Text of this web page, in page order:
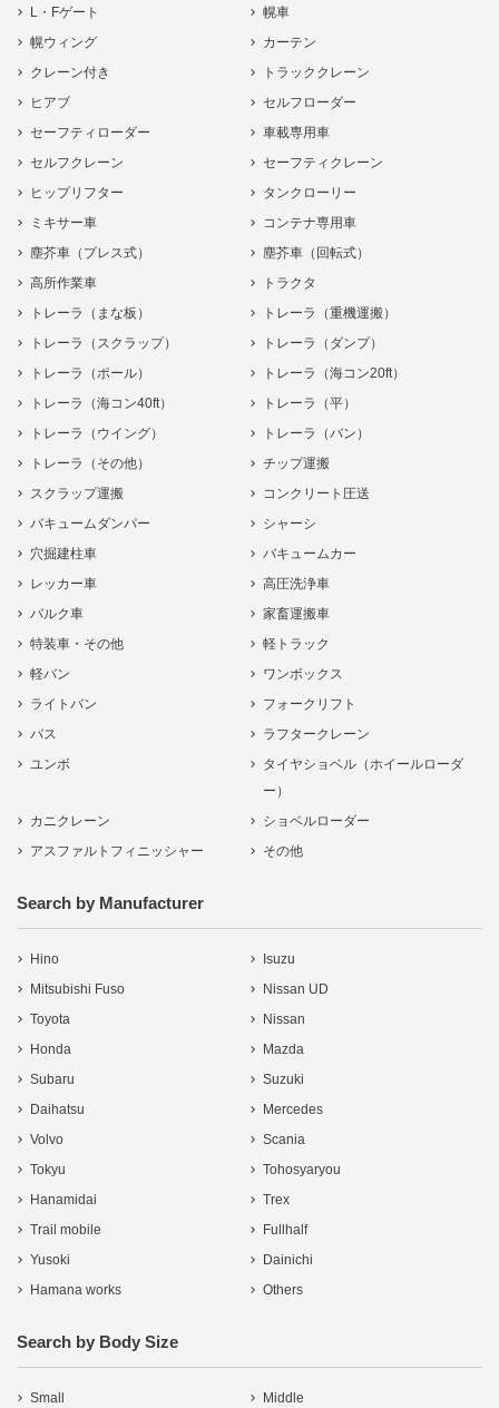
L・Fゲート
幌車
幌ウィング
カーテン
クレーン付き
トラッククレーン
ヒアブ
セルフローダー
セーフティローダー
車載専用車
セルフクレーン
セーフティクレーン
ヒップリフター
タンクローリー
ミキサー車
コンテナ専用車
塵芥車（プレス式）
塵芥車（回転式）
高所作業車
トラクタ
トレーラ（まな板）
トレーラ（重機運搬）
トレーラ（スクラップ）
トレーラ（ダンプ）
トレーラ（ポール）
トレーラ（海コン20ft）
トレーラ（海コン40ft）
トレーラ（平）
トレーラ（ウイング）
トレーラ（バン）
トレーラ（その他）
チップ運搬
スクラップ運搬
コンクリート圧送
バキュームダンパー
シャーシ
穴掘建柱車
バキュームカー
レッカー車
高圧洗浄車
バルク車
家畜運搬車
特装車・その他
軽トラック
軽バン
ワンボックス
ライトバン
フォークリフト
バス
ラフタークレーン
ユンボ
タイヤショベル（ホイールローダ
ー）
カニクレーン
ショベルローダー
アスファルトフィニッシャー
その他
Search by Manufacturer
Hino
Isuzu
Mitsubishi Fuso
Nissan UD
Toyota
Nissan
Honda
Mazda
Subaru
Suzuki
Daihatsu
Mercedes
Volvo
Scania
Tokyu
Tohosyaryou
Hanamidai
Trex
Trail mobile
Fullhalf
Yusoki
Dainichi
Hamana works
Others
Search by Body Size
Small
Middle